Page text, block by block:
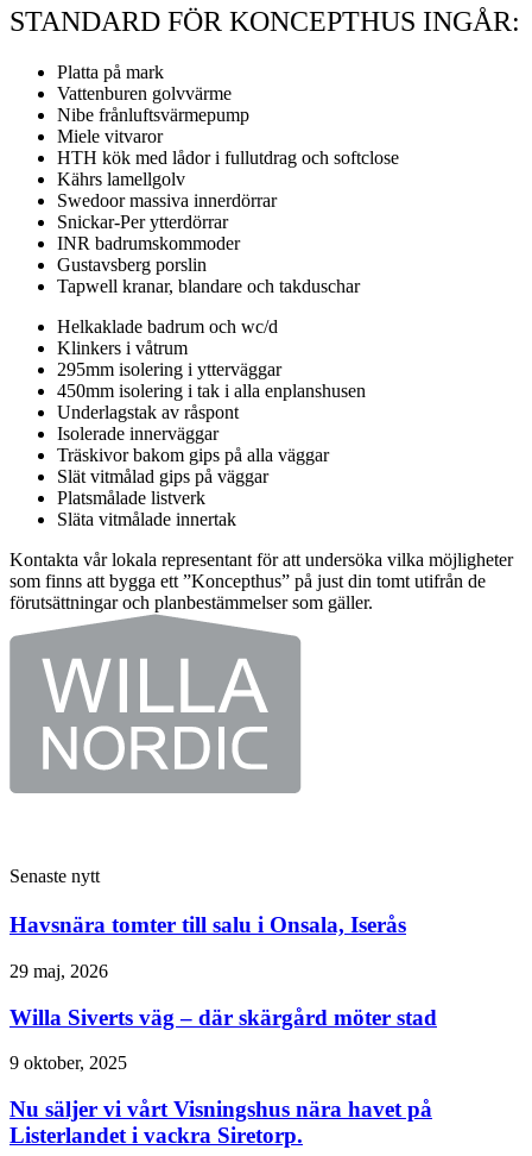
STANDARD FÖR KONCEPTHUS INGÅR:
Platta på mark
Vattenburen golvvärme
Nibe frånluftsvärmepump
Miele vitvaror
HTH kök med lådor i fullutdrag och softclose
Kährs lamellgolv
Swedoor massiva innerdörrar
Snickar-Per ytterdörrar
INR badrumskommoder
Gustavsberg porslin
Tapwell kranar, blandare och takduschar
Helkaklade badrum och wc/d
Klinkers i våtrum
295mm isolering i ytterväggar
450mm isolering i tak i alla enplanshusen
Underlagstak av råspont
Isolerade innerväggar
Träskivor bakom gips på alla väggar
Slät vitmålad gips på väggar
Platsmålade listverk
Släta vitmålade innertak
Kontakta vår lokala representant för att undersöka vilka möjligheter
som finns att bygga ett ”Koncepthus” på just din tomt utifrån de
förutsättningar och planbestämmelser som gäller.
Senaste nytt
Havsnära tomter till salu i Onsala, Iserås
29 maj, 2026
Willa Siverts väg – där skärgård möter stad
9 oktober, 2025
Nu säljer vi vårt Visningshus nära havet på
Listerlandet i vackra Siretorp.